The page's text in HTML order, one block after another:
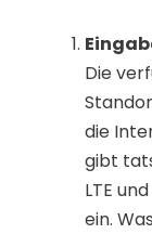
Die
die
gibt
LTE
ein.